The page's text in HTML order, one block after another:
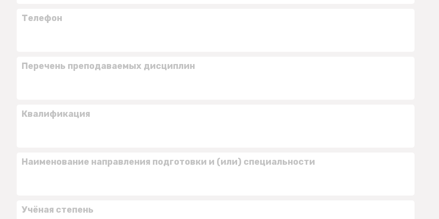
Телефон
Перечень преподаваемых дисциплин
Квалификация
Наименование направления подготовки и (или) специальности
Учёная степень